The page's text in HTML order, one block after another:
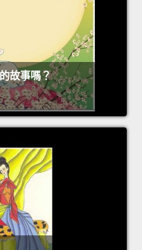
故事嗎？